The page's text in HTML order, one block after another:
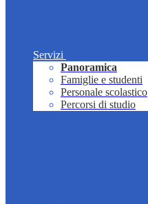
Servizi
Panoramica
Famiglie e studenti
Personale scolastico
Percorsi di studio